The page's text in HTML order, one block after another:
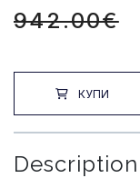
942.00€
КУПИ
Description